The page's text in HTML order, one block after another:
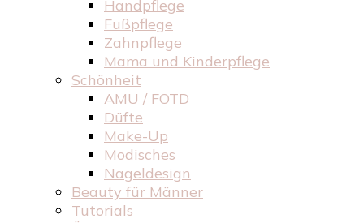
Handpflege
Fußpflege
Zahnpflege
Mama und Kinderpflege
Schönheit
AMU / FOTD
Düfte
Make-Up
Modisches
Nageldesign
Beauty für Männer
Tutorials